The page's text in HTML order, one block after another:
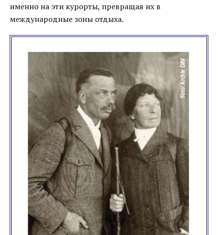
именно на эти курорты, превращая их в
международные зоны отдыха.